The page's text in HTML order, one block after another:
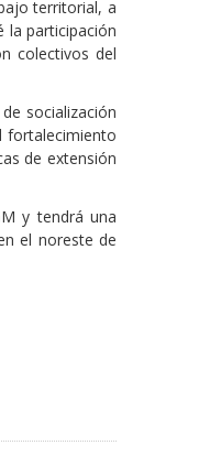
territorial, a
la participación
colectivos del
socialización
fortalecimiento
de extensión
y tendrá una
el noreste de